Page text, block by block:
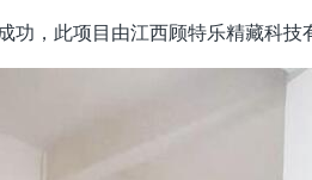
，此项目由江西顾特乐精藏科技